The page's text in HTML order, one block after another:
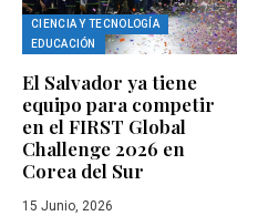
CIENCIA Y TECNOLOGÍA
EDUCACIÓN
El Salvador ya tiene
equipo para competir
en el FIRST Global
Challenge 2026 en
Corea del Sur
15 Junio, 2026